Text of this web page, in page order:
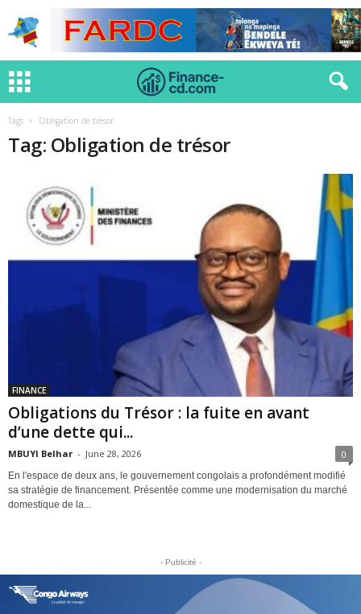
Tags Obligation de trésor
Tag: Obligation de trésor
FINANCE
Obligations du Trésor : la fuite en avant
d’une dette qui...
MBUYI Belhar - June 28, 2026 0
En l'espace de deux ans, le gouvernement congolais a profondément modifié
sa stratégie de financement. Présentée comme une modernisation du marché
domestique de la...
- Publicité -